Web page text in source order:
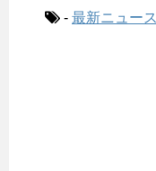
- 最新ニュース